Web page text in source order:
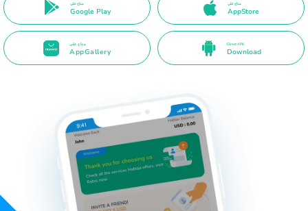
متاح على
Google Play
متاح على
AppStore
متاح على
AppGallery
Direct APK
Download